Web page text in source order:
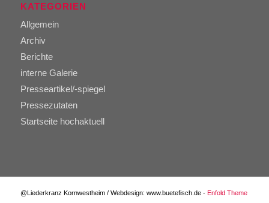
KATEGORIEN
Allgemein
Archiv
Berichte
interne Galerie
Presseartikel/-spiegel
Pressezutaten
Startseite hochaktuell
@Liederkranz Kornwestheim / Webdesign: www.buetefisch.de - Enfold Theme